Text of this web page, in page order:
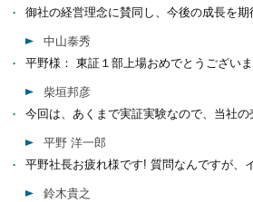
御社の経営理念に賛同し、今後の成長を
中山泰秀
平野様： 東証１部上場おめでとうござい
柴垣邦彦
今回は、あくまで実証実験なので、当社
平野 洋一郎
平野社長お疲れ様です! 質問なんですが、
鈴木貴之